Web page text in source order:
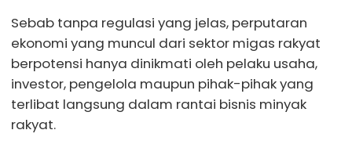
Sebab tanpa regulasi yang jelas, perputaran
ekonomi yang muncul dari sektor migas rakyat
berpotensi hanya dinikmati oleh pelaku usaha,
investor, pengelola maupun pihak-pihak yang
terlibat langsung dalam rantai bisnis minyak
rakyat.